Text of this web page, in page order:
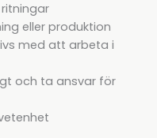
eller produktion
med att arbeta i
och ta ansvar för